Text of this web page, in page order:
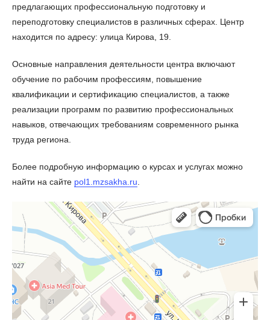
предлагающих профессиональную подготовку и
переподготовку специалистов в различных сферах. Центр
находится по адресу: улица Кирова, 19.
Основные направления деятельности центра включают
обучение по рабочим профессиям, повышение
квалификации и сертификацию специалистов, а также
реализации программ по развитию профессиональных
навыков, отвечающих требованиям современного рынка
труда региона.
Более подробную информацию о курсах и услугах можно
найти на сайте pol1.mzsakha.ru